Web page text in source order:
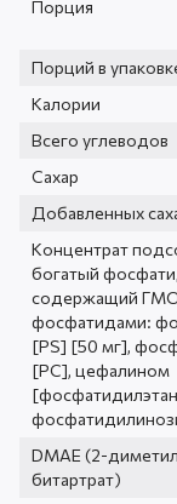
Порция
Порций в
Калории
Всего углеводов
Сахар
Добавленных
Концентрат
богатый
содержащий ГМО
фосфатидами:
[PS] [50 мг],
[PC], цефалином
DMAE (2-
битартрат)